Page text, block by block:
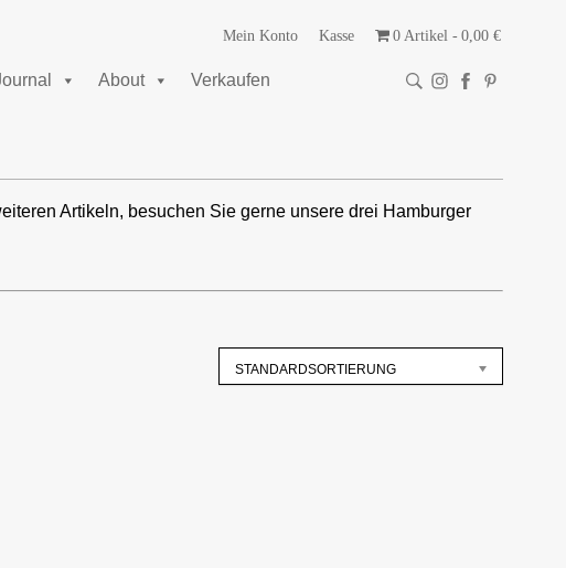
Mein Konto Kasse 0 Artikel 0,00 €
About Verkaufen
Artikeln, besuchen Sie gerne unsere drei Hamburger
STANDARDSORTIERUNG